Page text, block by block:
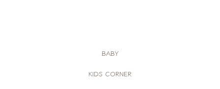
BABY
KIDS CORNER